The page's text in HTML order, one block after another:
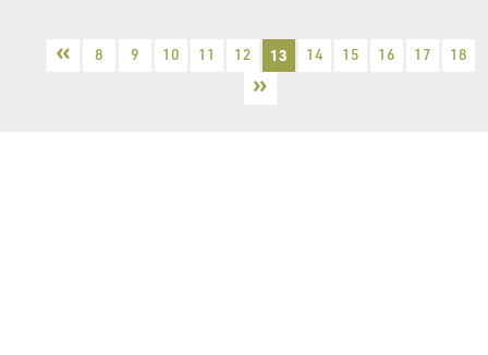
« 8 9 10 11 12 13 14 15 16 17 18
»